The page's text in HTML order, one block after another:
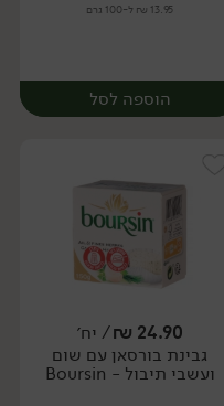
13.95 ₪ ל-100 גרם
הוספה לסל
יח׳
24.90
₪/ יח׳
גבינת בורסאן עם שום
ועשבי תיבול - Boursin